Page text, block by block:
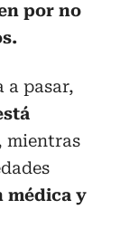
por no
a pasar,
mientras
médica y